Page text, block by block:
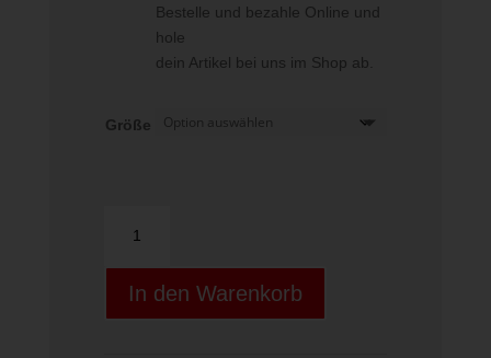
Bestelle und bezahle Online und
hole
dein Artikel bei uns im Shop ab.
Größe
Zoom
Bella
Women"s
In den Warenkorb